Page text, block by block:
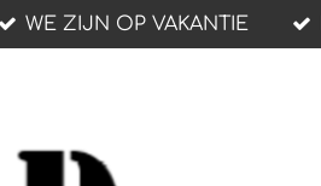
WE ZIJN OP VAKANTIE